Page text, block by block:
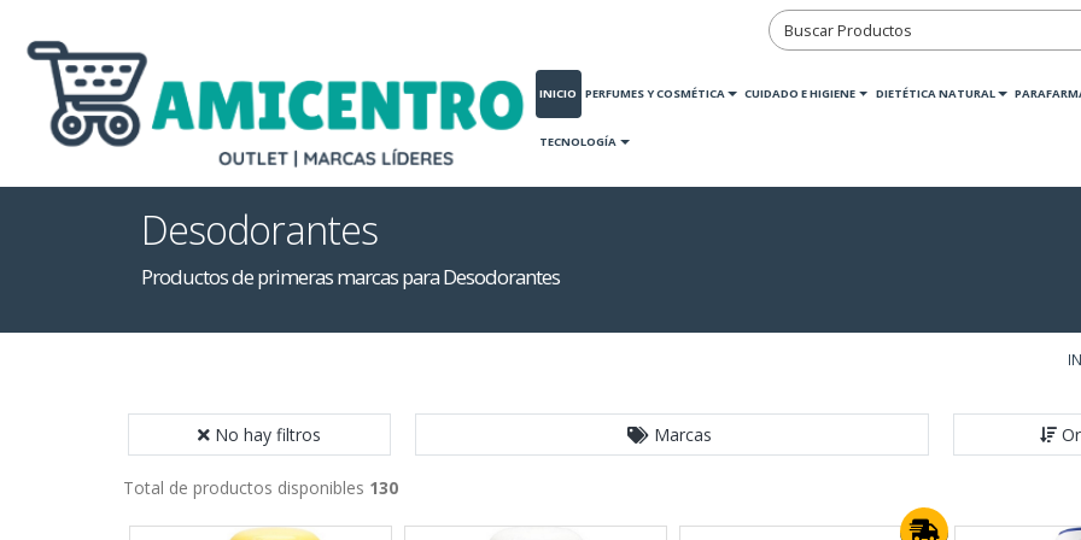
INICIO PERFUMES Y COSMÉTICA CUIDADO E HIGIENE DIETÉTICA NATURAL
TECNOLOGÍA
Desodorantes
Productos de primeras marcas para Desodorantes
No hay filtros Marcas
Total de productos disponibles 130